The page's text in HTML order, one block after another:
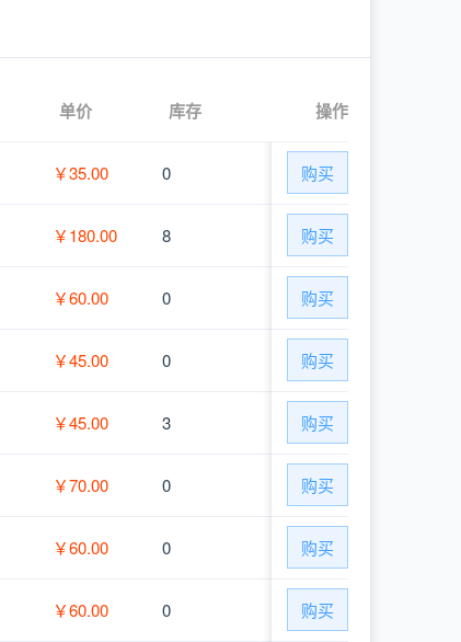
单价 库存 操作
￥35.00 0 购买
￥180.00 8 购买
￥60.00 0 购买
￥45.00 0 购买
￥45.00 3 购买
￥70.00 0 购买
￥60.00 0 购买
￥60.00 0 购买